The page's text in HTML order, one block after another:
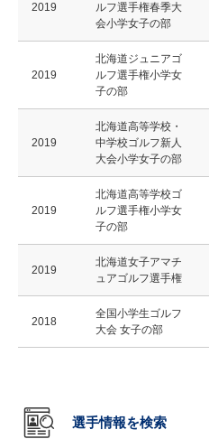
2019
ルフ選手権春季大
会小学女子の部
2019
北海道ジュニアゴ
ルフ選手権小学女
子の部
2019
北海道高等学校・
中学校ゴルフ新人
大会小学女子の部
2019
北海道高等学校ゴ
ルフ選手権小学女
子の部
2019
北海道女子アマチ
ュアゴルフ選手権
2018
全国小学生ゴルフ
大会 女子の部
選手情報を検索